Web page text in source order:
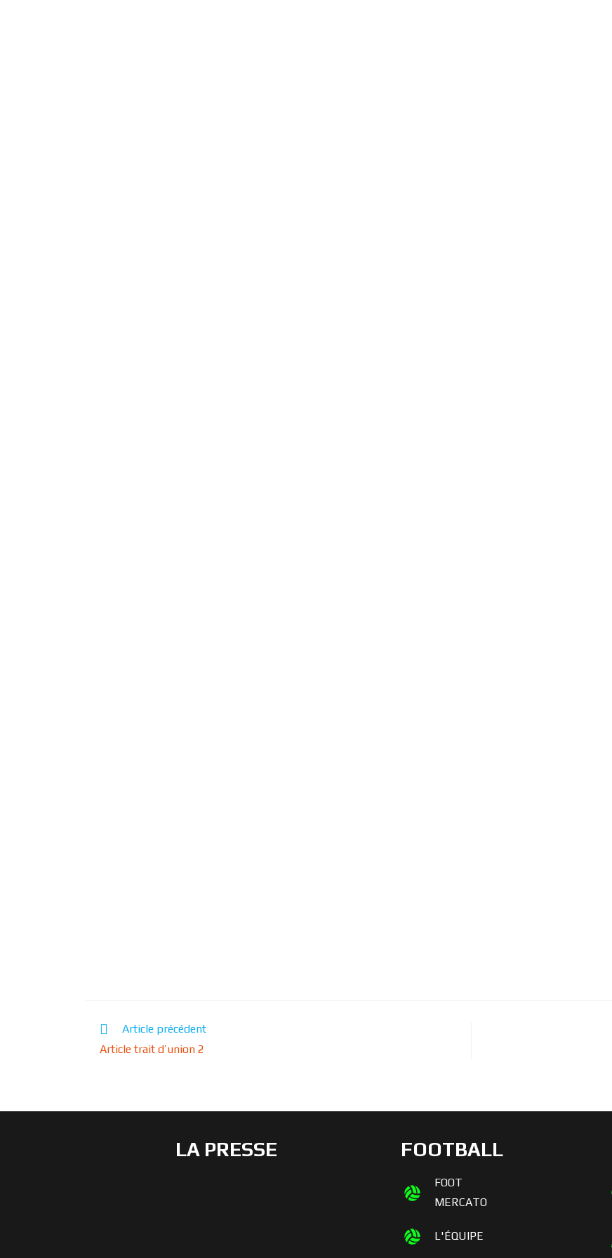
Article précédent
Article trait d’union 2
LA PRESSE FOOTBALL
FOOT
MERCATO
L'ÉQUIPE